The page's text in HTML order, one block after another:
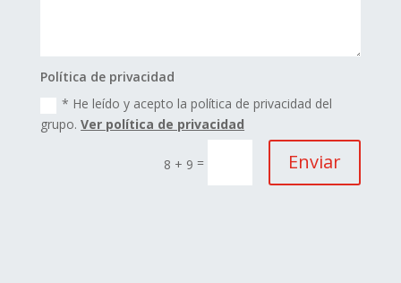
Política de privacidad
* He leído y acepto la política de privacidad del
grupo.Ver política de privacidad
8 + 9 = Enviar